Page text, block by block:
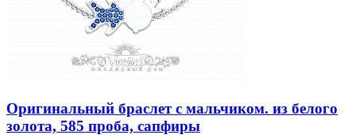
Оригинальный браслет с мальчиком. из белого
золота, 585 проба, сапфиры